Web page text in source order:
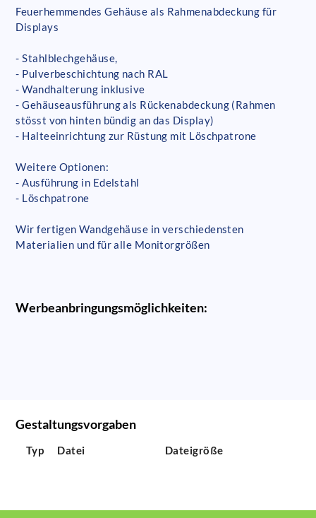
Feuerhemmendes Gehäuse als Rahmenabdeckung für
Displays
- Stahlblechgehäuse,
- Pulverbeschichtung nach RAL
- Wandhalterung inklusive
- Gehäuseausführung als Rückenabdeckung (Rahmen
stösst von hinten bündig an das Display)
- Halteeinrichtung zur Rüstung mit Löschpatrone
Weitere Optionen:
- Ausführung in Edelstahl
- Löschpatrone
Wir fertigen Wandgehäuse in verschiedensten
Materialien und für alle Monitorgrößen
Werbeanbringungsmöglichkeiten:
Gestaltungsvorgaben
Typ Datei Dateigröße